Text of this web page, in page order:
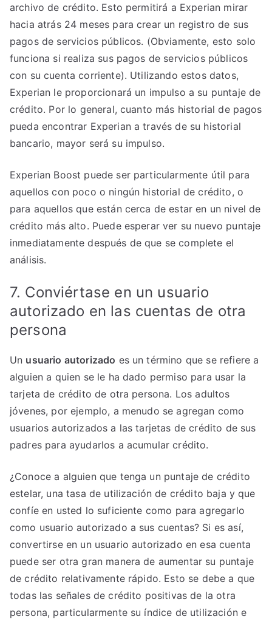
archivo de crédito. Esto permitirá a Experian mirar
hacia atrás 24 meses para crear un registro de sus
pagos de servicios públicos. (Obviamente, esto solo
funciona si realiza sus pagos de servicios públicos
con su cuenta corriente). Utilizando estos datos,
Experian le proporcionará un impulso a su puntaje de
crédito. Por lo general, cuanto más historial de pagos
pueda encontrar Experian a través de su historial
bancario, mayor será su impulso.
Experian Boost puede ser particularmente útil para
aquellos con poco o ningún historial de crédito, o
para aquellos que están cerca de estar en un nivel de
crédito más alto. Puede esperar ver su nuevo puntaje
inmediatamente después de que se complete el
análisis.
7. Conviértase en un usuario
autorizado en las cuentas de otra
persona
Un usuario autorizado es un término que se refiere a
alguien a quien se le ha dado permiso para usar la
tarjeta de crédito de otra persona. Los adultos
jóvenes, por ejemplo, a menudo se agregan como
usuarios autorizados a las tarjetas de crédito de sus
padres para ayudarlos a acumular crédito.
¿Conoce a alguien que tenga un puntaje de crédito
estelar, una tasa de utilización de crédito baja y que
confíe en usted lo suficiente como para agregarlo
como usuario autorizado a sus cuentas? Si es así,
convertirse en un usuario autorizado en esa cuenta
puede ser otra gran manera de aumentar su puntaje
de crédito relativamente rápido. Esto se debe a que
todas las señales de crédito positivas de la otra
persona, particularmente su índice de utilización e